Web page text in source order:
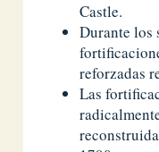
Castle.
Durante
reforzadas
Las